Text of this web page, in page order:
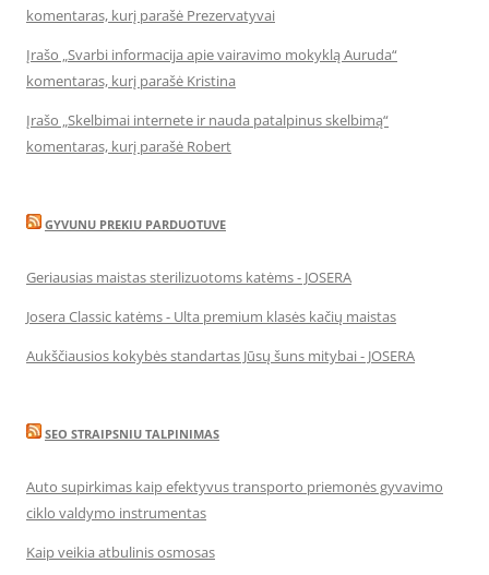
komentaras, kurį parašė Prezervatyvai
Įrašo „Svarbi informacija apie vairavimo mokyklą Auruda“
komentaras, kurį parašė Kristina
Įrašo „Skelbimai internete ir nauda patalpinus skelbimą“
komentaras, kurį parašė Robert
GYVUNU PREKIU PARDUOTUVE
Geriausias maistas sterilizuotoms katėms - JOSERA
Josera Classic katėms - Ulta premium klasės kačių maistas
Aukščiausios kokybės standartas Jūsų šuns mitybai - JOSERA
SEO STRAIPSNIU TALPINIMAS
Auto supirkimas kaip efektyvus transporto priemonės gyvavimo
ciklo valdymo instrumentas
Kaip veikia atbulinis osmosas